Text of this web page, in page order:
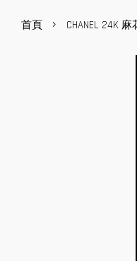
首頁 › CHANEL 24K